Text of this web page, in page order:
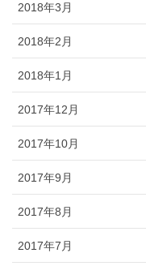
2018年3月
2018年2月
2018年1月
2017年12月
2017年10月
2017年9月
2017年8月
2017年7月